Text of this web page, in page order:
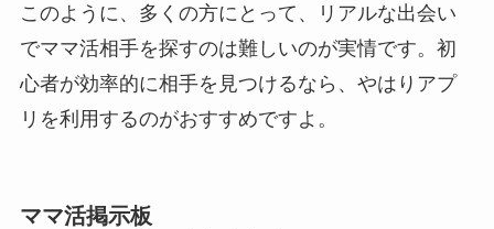
このように、多くの方にとって、リアルな出会い
でママ活相手を探すのは難しいのが実情です。初
心者が効率的に相手を見つけるなら、やはりアプ
リを利用するのがおすすめですよ。
ママ活掲示板